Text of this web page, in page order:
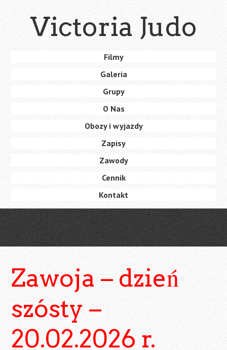
content
Victoria Judo
content
Filmy
Galeria
Grupy
O Nas
Obozy i wyjazdy
Zapisy
Zawody
Cennik
Kontakt
Zawoja – dzień
szósty –
20.02.2026 r.